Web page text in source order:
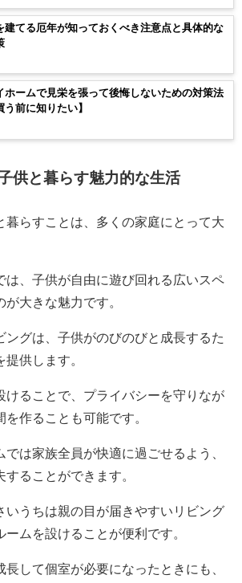
建てる厄年が知っておくべき注意点と具体的な
ホームで見栄を張って後悔しないための対策法
う前に知りたい】
供と暮らす魅力的な生活
暮らすことは、多くの家庭にとって大
は、子供が自由に遊び回れる広いスペ
大きな魅力です。
ングは、子供がのびのびと成長するた
供します。
けることで、プライバシーを守りなが
作ることも可能です。
では家族全員が快適に過ごせるよう、
ることができます。
いうちは親の目が届きやすいリビング
ームを設けることが便利です。
長して個室が必要になったときにも、